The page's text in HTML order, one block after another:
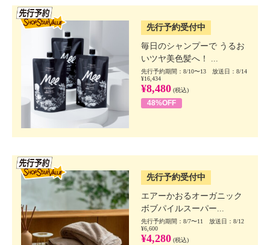
先行予約受付中
毎日のシャンプーで うるお
いツヤ美色髪へ！ ...
先行予約期間：8/10〜13 放送日：8/14
¥16,434
¥8,480 (税込)
48%OFF
先行予約受付中
エアーかおるオーガニック
ボブパイルスーパー...
先行予約期間：8/7〜11 放送日：8/12
¥6,600
¥4,280 (税込)